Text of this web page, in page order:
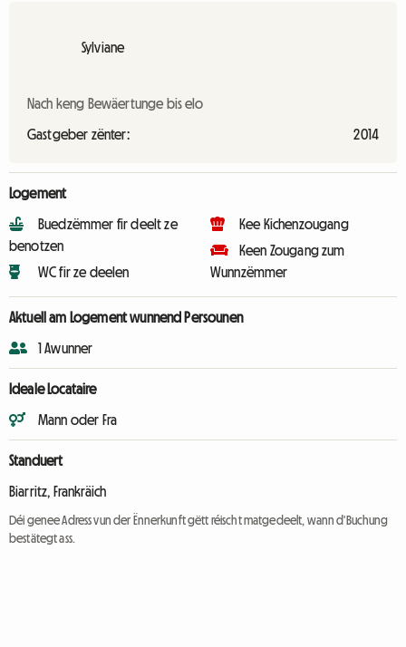
Sylviane
Nach keng Bewäertunge bis elo
Gastgeber zënter: 2014
Logement
Buedzëmmer fir deelt ze
benotzen
WC fir ze deelen
Kee Kichenzougang
Keen Zougang zum
Wunnzëmmer
Aktuell am Logement wunnend Persounen
1 Awunner
Ideale Locataire
Mann oder Fra
Standuert
Biarritz, Frankräich
Déi genee Adress vun der Ënnerkunft gëtt réischt matgedeelt, wann d'Buchung
bestätegt ass.